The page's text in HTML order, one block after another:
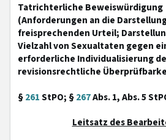
Tatrichterliche Beweiswürdigung
(Anforderungen an die
freisprechenden Urteil;
Vielzahl von Sexualtaten gegen
erforderliche Individualisierung
revisionsrechtliche
§261StPO; §267Abs. 1, Abs. 5
Leitsatz des